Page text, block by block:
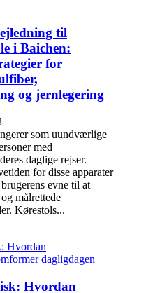
til
i Baichen:
for
og jernlegering
som uundværlige
med
daglige rejser.
for disse apparater
evne til at
målrettede
Kørestols...
Hvordan